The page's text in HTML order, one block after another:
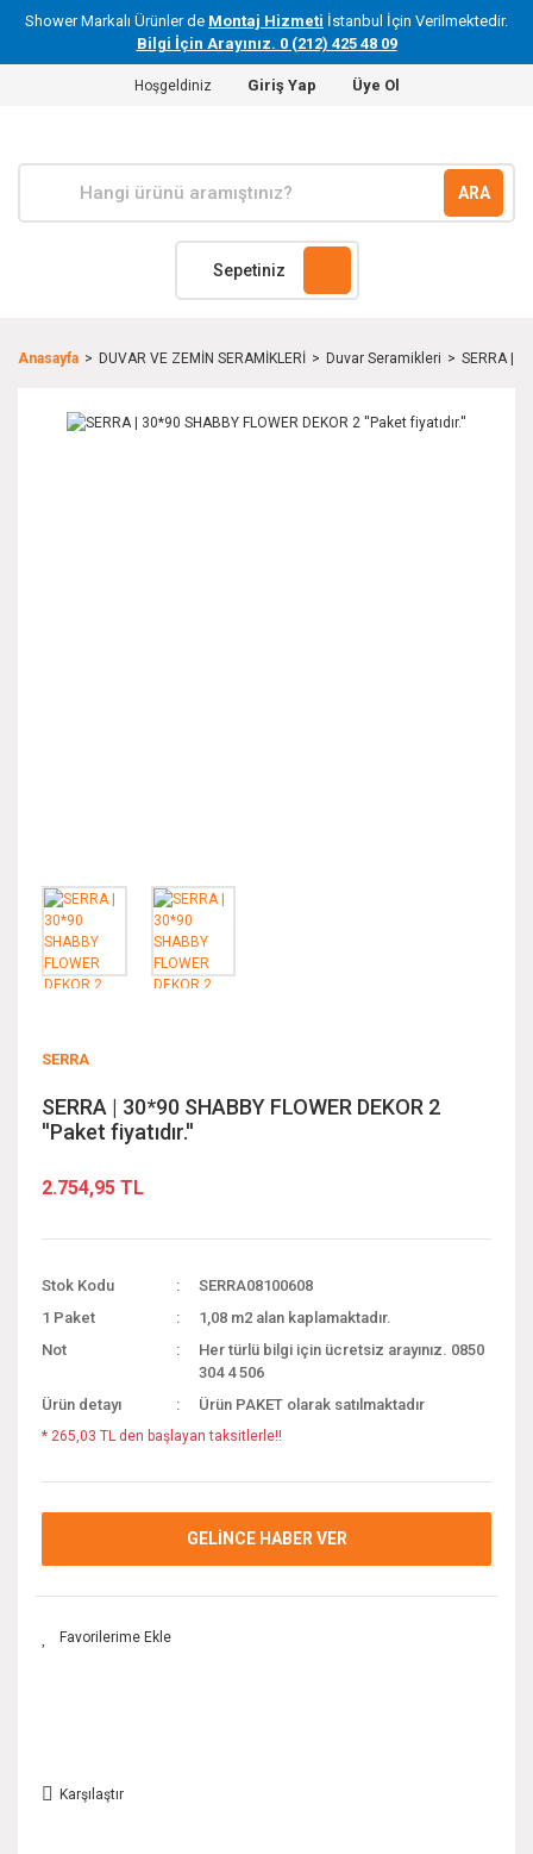
Shower Markalı Ürünler de Montaj Hizmeti İstanbul İçin Verilmektedir.
Bilgi İçin Arayınız. 0 (212) 425 48 09
Hoşgeldiniz Giriş Yap Üye Ol
ARA
Sepetiniz
Anasayfa DUVAR VE ZEMİN SERAMİKLERİ Duvar Seramikleri SERRA |
SERRA
SERRA | 30*90 SHABBY FLOWER DEKOR 2
''Paket fiyatıdır.''
2.754,95 TL
Stok Kodu
SERRA08100608
1 Paket
1,08 m2 alan kaplamaktadır.
Not
Her türlü bilgi için ücretsiz arayınız. 0850
304 4 506
Ürün detayı
Ürün PAKET olarak satılmaktadır
* 265,03 TL den başlayan taksitlerle!!
GELİNCE HABER VER
Karşılaştır